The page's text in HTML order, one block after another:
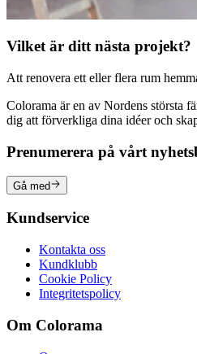
Vilket är ditt nästa projekt?
Att renovera ett eller flera rum
Colorama är en av Nordens största
dig att förverkliga dina idéer och
Prenumerera på vårt
Gå med
Kundservice
Kontakta oss
Kundklubb
Cookie Policy
Integritetspolicy
Om Colorama